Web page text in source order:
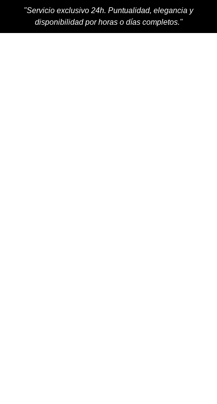
"Servicio exclusivo 24h. Puntualidad, elegancia y
disponibilidad por horas o días completos."